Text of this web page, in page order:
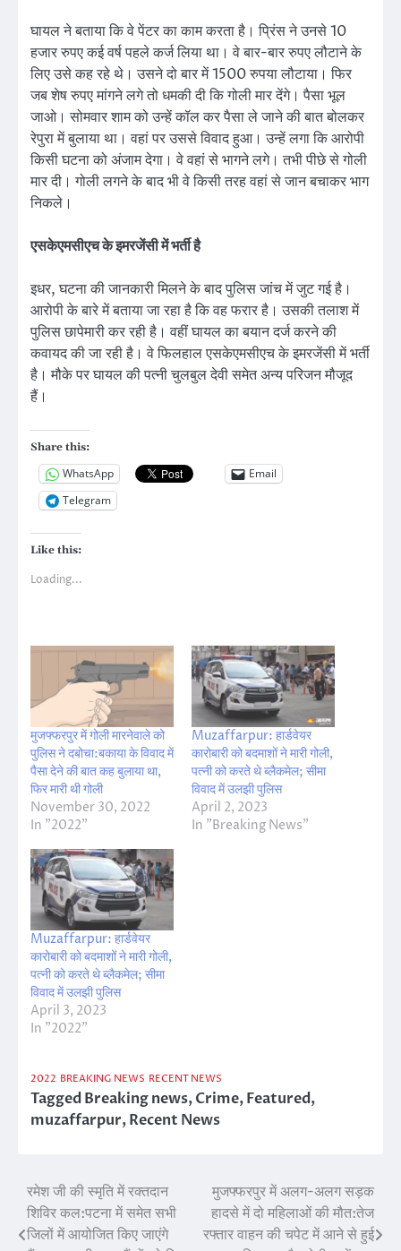
घायल ने बताया कि वे पेंटर का काम करता है। प्रिंस ने उनसे 10
हजार रुपए कई वर्ष पहले कर्ज लिया था। वे बार-बार रुपए लौटाने के
लिए उसे कह रहे थे। उसने दो बार में 1500 रुपया लौटाया। फिर
जब शेष रुपए मांगने लगे तो धमकी दी कि गोली मार देंगे। पैसा भूल
जाओ। सोमवार शाम को उन्हें कॉल कर पैसा ले जाने की बात बोलकर
रेपुरा में बुलाया था। वहां पर उससे विवाद हुआ। उन्हें लगा कि आरोपी
किसी घटना को अंजाम देगा। वे वहां से भागने लगे। तभी पीछे से गोली
मार दी। गोली लगने के बाद भी वे किसी तरह वहां से जान बचाकर भाग
निकले।
एसकेएमसीएच के इमरजेंसी में भर्ती है
इधर, घटना की जानकारी मिलने के बाद पुलिस जांच में जुट गई है।
आरोपी के बारे में बताया जा रहा है कि वह फरार है। उसकी तलाश में
पुलिस छापेमारी कर रही है। वहीं घायल का बयान दर्ज करने की
कवायद की जा रही है। वे फिलहाल एसकेएमसीएच के इमरजेंसी में भर्ती
है। मौके पर घायल की पत्नी चुलबुल देवी समेत अन्य परिजन मौजूद
हैं।
Share this:
WhatsApp
Email
Telegram
Like this:
Loading...
मुजफ्फरपुर में गोली मारनेवाले को
पुलिस ने दबोचा:बकाया के विवाद में
पैसा देने की बात कह बुलाया था,
फिर मारी थी गोली
November 30, 2022
In "2022"
Muzaffarpur: हार्डवेयर
कारोबारी को बदमाशों ने मारी गोली,
पत्नी को करते थे ब्लैकमेल; सीमा
विवाद में उलझी पुलिस
April 2, 2023
In "Breaking News"
Muzaffarpur: हार्डवेयर
कारोबारी को बदमाशों ने मारी गोली,
पत्नी को करते थे ब्लैकमेल; सीमा
विवाद में उलझी पुलिस
April 3, 2023
In "2022"
2022 BREAKING NEWS RECENT NEWS
TaggedBreaking news,Crime,Featured,
muzaffarpur,Recent News
Post
navigation
रमेश जी की स्मृति में रक्तदान
शिविर कल:पटना में समेत सभी
जिलों में आयोजित किए जाएंगे
मुजफ्फरपुर में अलग-अलग सड़क
हादसे में दो महिलाओं की मौत:तेज
रफ्तार वाहन की चपेट में आने से हुई